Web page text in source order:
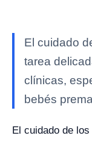
El cuidado
tarea
clínicas,
bebés
El cuidado de